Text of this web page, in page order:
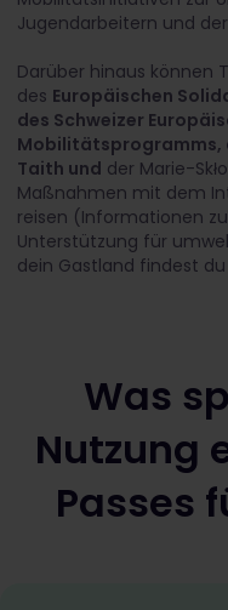
Jugendarbeitern und
Darüber hinaus können
des Europäischen
des Schweizer
Mobilitätsprogramms,
Taith und der Marie-
Maßnahmen mit dem
reisen (Informationen
Unterstützung für
dein Gastland findest
Was
Nutzung
Passes